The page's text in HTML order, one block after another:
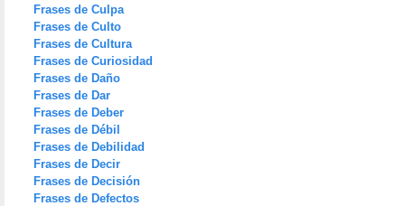
Frases de Culpa
Frases de Culto
Frases de Cultura
Frases de Curiosidad
Frases de Daño
Frases de Dar
Frases de Deber
Frases de Débil
Frases de Debilidad
Frases de Decir
Frases de Decisión
Frases de Defectos